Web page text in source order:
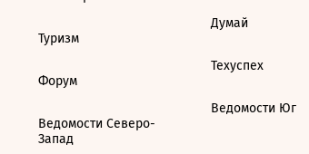
Туризм
Форум
Ведомости Северо-
Запад
Думай
Техуспех
Ведомости Юг